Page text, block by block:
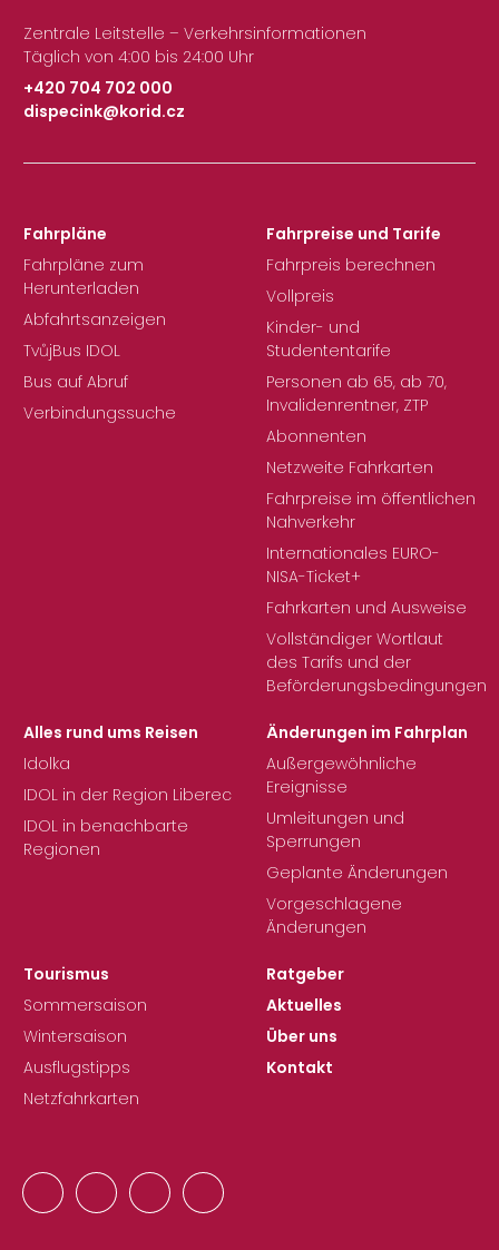
Zentrale Leitstelle – Verkehrsinformationen
Täglich von 4:00 bis 24:00 Uhr
+420 704 702 000
|
dispecink@korid.cz
Fahrpläne
Fahrpläne zum
Herunterladen
Abfahrtsanzeigen
TvůjBus IDOL
Bus auf Abruf
Verbindungssuche
Fahrpreise und Tarife
Fahrpreis berechnen
Vollpreis
Kinder- und
Studententarife
Personen ab 65, ab 70,
Invalidenrentner, ZTP
Abonnenten
Netzweite Fahrkarten
Fahrpreise im öffentlichen
Nahverkehr
Internationales EURO-
NISA-Ticket+
Fahrkarten und Ausweise
Vollständiger Wortlaut
des Tarifs und der
Beförderungsbedingungen
Alles rund ums Reisen
Idolka
IDOL in der Region Liberec
IDOL in benachbarte
Regionen
Änderungen im Fahrplan
Außergewöhnliche
Ereignisse
Umleitungen und
Sperrungen
Geplante Änderungen
Vorgeschlagene
Änderungen
Tourismus
Sommersaison
Wintersaison
Ausflugstipps
Netzfahrkarten
Ratgeber
Aktuelles
Über uns
Kontakt